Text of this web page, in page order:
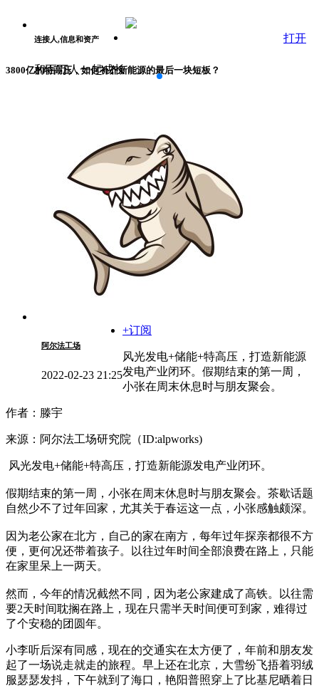
连接人,信息和资产
和百万人一起成长
打开
3800亿的特高压，如何补齐新能源的最后一块短板？
阿尔法工场
2022-02-23 21:25
+订阅
风光发电+储能+特高压，打造新能源
发电产业闭环。假期结束的第一周，
小张在周末休息时与朋友聚会。
作者：滕宇
来源：阿尔法工场研究院（ID:alpworks)
风光发电+储能+特高压，打造新能源发电产业闭环。
假期结束的第一周，小张在周末休息时与朋友聚会。茶歇话题
自然少不了过年回家，尤其关于春运这一点，小张感触颇深。
因为老公家在北方，自己的家在南方，每年过年探亲都很不方
便，更何况还带着孩子。以往过年时间全部浪费在路上，只能
在家里呆上一两天。
然而，今年的情况截然不同，因为老公家建成了高铁。以往需
要2天时间耽搁在路上，现在只需半天时间便可到家，难得过
了个安稳的团圆年。
小李听后深有同感，现在的交通实在太方便了，年前和朋友发
起了一场说走就走的旅程。早上还在北京，大雪纷飞捂着羽绒
服瑟瑟发抖，下午就到了海口，艳阳普照穿上了比基尼晒着日